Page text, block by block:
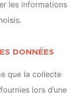
les informations
DONNÉES
que la collecte
lors d’une